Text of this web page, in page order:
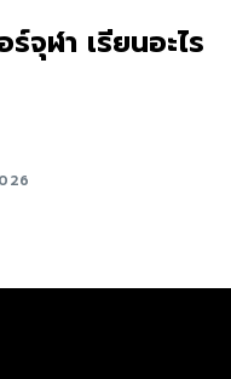
จุฬา เรียนอะไร